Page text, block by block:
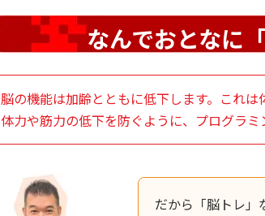
なんでおとなに
脳の機能は加齢とともに低下します。これ
体力や筋力の低下を防ぐように、プログラ
だから「脳トレ」